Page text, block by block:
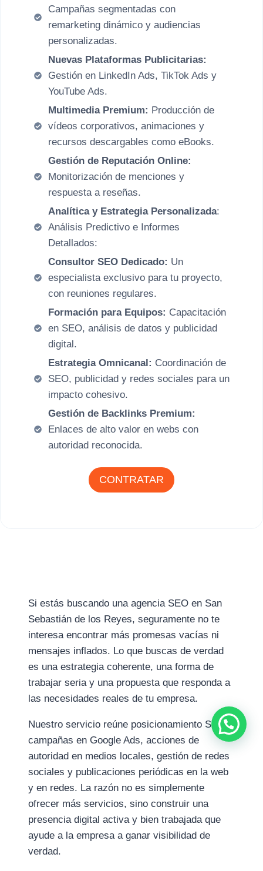
Campañas segmentadas con
remarketing dinámico y audiencias
personalizadas.
Nuevas Plataformas Publicitarias:
Gestión en LinkedIn Ads, TikTok Ads y
YouTube Ads.
Multimedia Premium: Producción de
vídeos corporativos, animaciones y
recursos descargables como eBooks.
Gestión de Reputación Online:
Monitorización de menciones y
respuesta a reseñas.
Analítica y Estrategia Personalizada:
Análisis Predictivo e Informes
Detallados:
Consultor SEO Dedicado: Un
especialista exclusivo para tu proyecto,
con reuniones regulares.
Formación para Equipos: Capacitación
en SEO, análisis de datos y publicidad
digital.
Estrategia Omnicanal: Coordinación de
SEO, publicidad y redes sociales para un
impacto cohesivo.
Gestión de Backlinks Premium:
Enlaces de alto valor en webs con
autoridad reconocida.
CONTRATAR
Si estás buscando una agencia SEO en San
Sebastián de los Reyes, seguramente no te
interesa encontrar más promesas vacías ni
mensajes inflados. Lo que buscas de verdad
es una estrategia coherente, una forma de
trabajar seria y una propuesta que responda a
las necesidades reales de tu empresa.
Nuestro servicio reúne posicionamiento SEO,
campañas en Google Ads, acciones de
autoridad en medios locales, gestión de redes
sociales y publicaciones periódicas en la web
y en redes. La razón no es simplemente
ofrecer más servicios, sino construir una
presencia digital activa y bien trabajada que
ayude a la empresa a ganar visibilidad de
verdad.